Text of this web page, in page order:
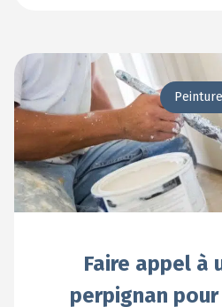
Peinture
Faire appel à
perpignan